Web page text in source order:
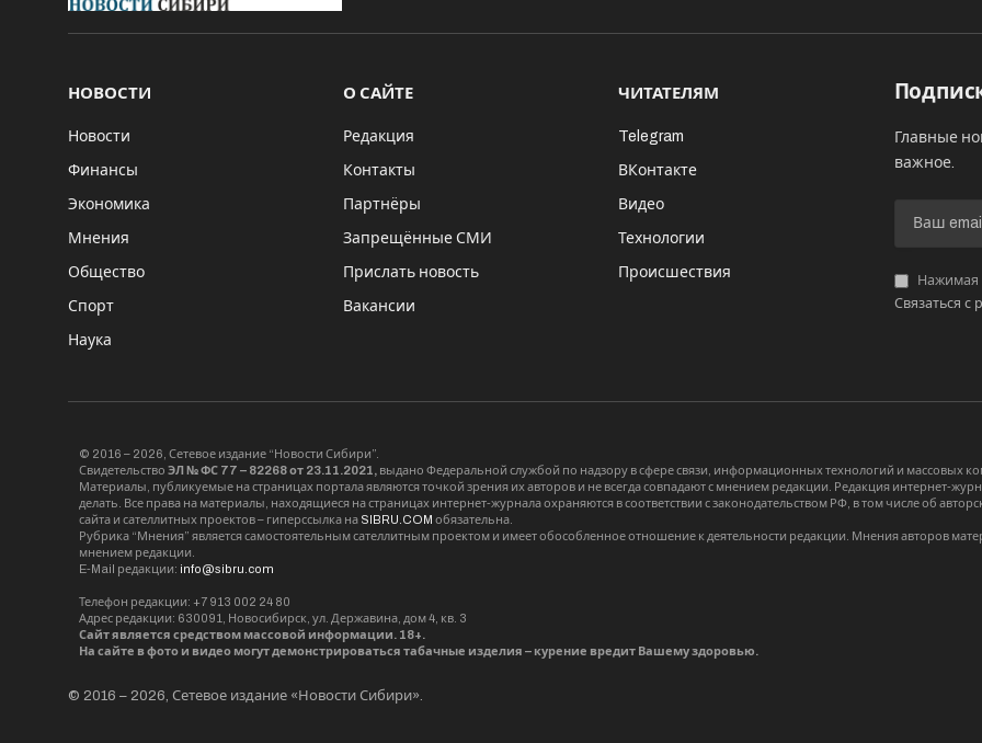
НОВОСТИ
Новости
Финансы
Экономика
Мнения
Общество
Спорт
Наука
О САЙТЕ
Редакция
Контакты
Партнёры
Запрещённые СМИ
Прислать новость
Вакансии
ЧИТАТЕЛЯМ
Telegram
ВКонтакте
Видео
Технологии
Происшествия
Главные
важное.
Нажимая
Связаться с
© 2016 – 2026, Сетевое издание “Новости Сибири”.
Свидетельство ЭЛ № ФС 77 – 82268 от 23.11.2021, выдано Федеральной службой по надзору в сфере связи, информационных технологий и массовых
Материалы, публикуемые на страницах портала являются точкой зрения их авторов и не всегда совпадают с мнением редакции. Редакция интернет-
делать. Все права на материалы, находящиеся на страницах интернет-журнала охраняются в соответствии с законодательством РФ, в том числе об
сайта и сателлитных проектов – гиперссылка на SIBRU.COM обязательна.
Рубрика “Мнения” является самостоятельным сателлитным проектом и имеет обособленное отношение к деятельности редакции. Мнения авторов
мнением редакции.
E-Mail редакции: info@sibru.com
Телефон редакции: +7 913 002 24 80
Адрес редакции: 630091, Новосибирск, ул. Державина, дом 4, кв. 3
Сайт является средством массовой информации. 18+.
На сайте в фото и видео могут демонстрироваться табачные изделия – курение вредит Вашему здоровью.
© 2016 – 2026, Сетевое издание «Новости Сибири».